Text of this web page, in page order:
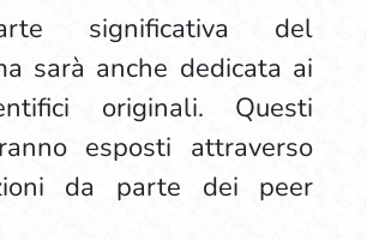
significativa del
sarà anche dedicata ai
originali. Questi
esposti attraverso
da parte dei peer